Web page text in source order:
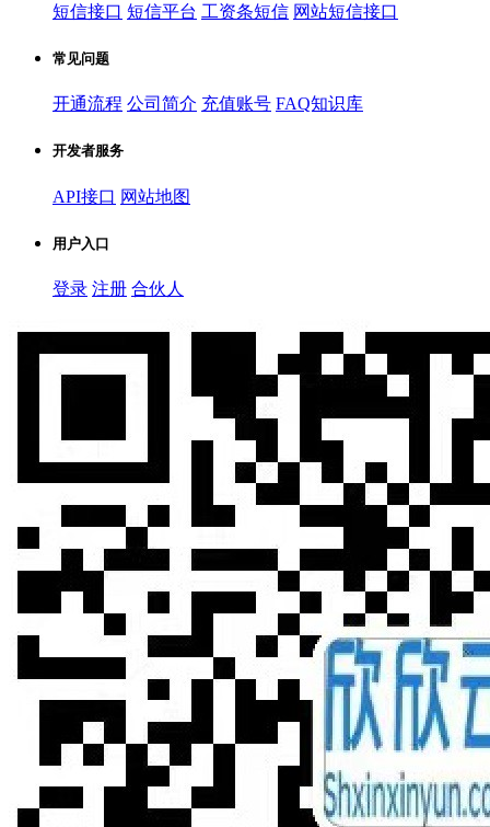
短信接口 短信平台 工资条短信 网站短信接口
常见问题
开通流程 公司简介 充值账号 FAQ知识库
开发者服务
API接口 网站地图
用户入口
登录 注册 合伙人